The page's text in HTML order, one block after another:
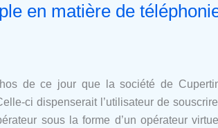
en matière de
de ce jour que la société de
ci dispenserait l’utilisateur de
sous la forme d’un opérateur